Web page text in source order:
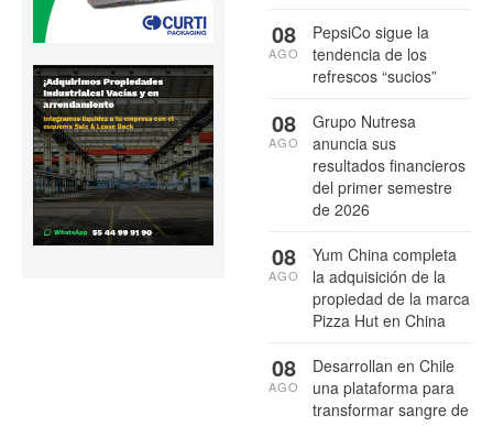
PepsiCo sigue la
tendencia de los
refrescos “sucios”
08
AGO
Grupo Nutresa
anuncia sus
resultados financieros
del primer semestre
de 2026
08
AGO
Yum China completa
la adquisición de la
propiedad de la marca
Pizza Hut en China
08
AGO
Desarrollan en Chile
una plataforma para
transformar sangre de
08
AGO